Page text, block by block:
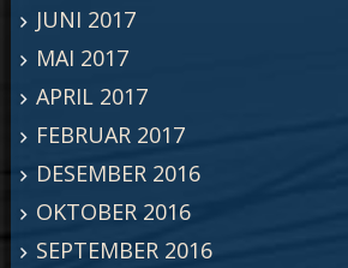
JUNI 2017
MAI 2017
APRIL 2017
FEBRUAR 2017
DESEMBER 2016
OKTOBER 2016
SEPTEMBER 2016